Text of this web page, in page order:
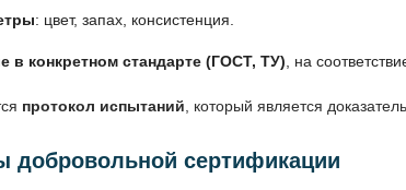
: цвет, запах, консистенция.
в конкретном стандарте (ГОСТ, ТУ) , на
протокол испытаний , который является
добровольной сертификации